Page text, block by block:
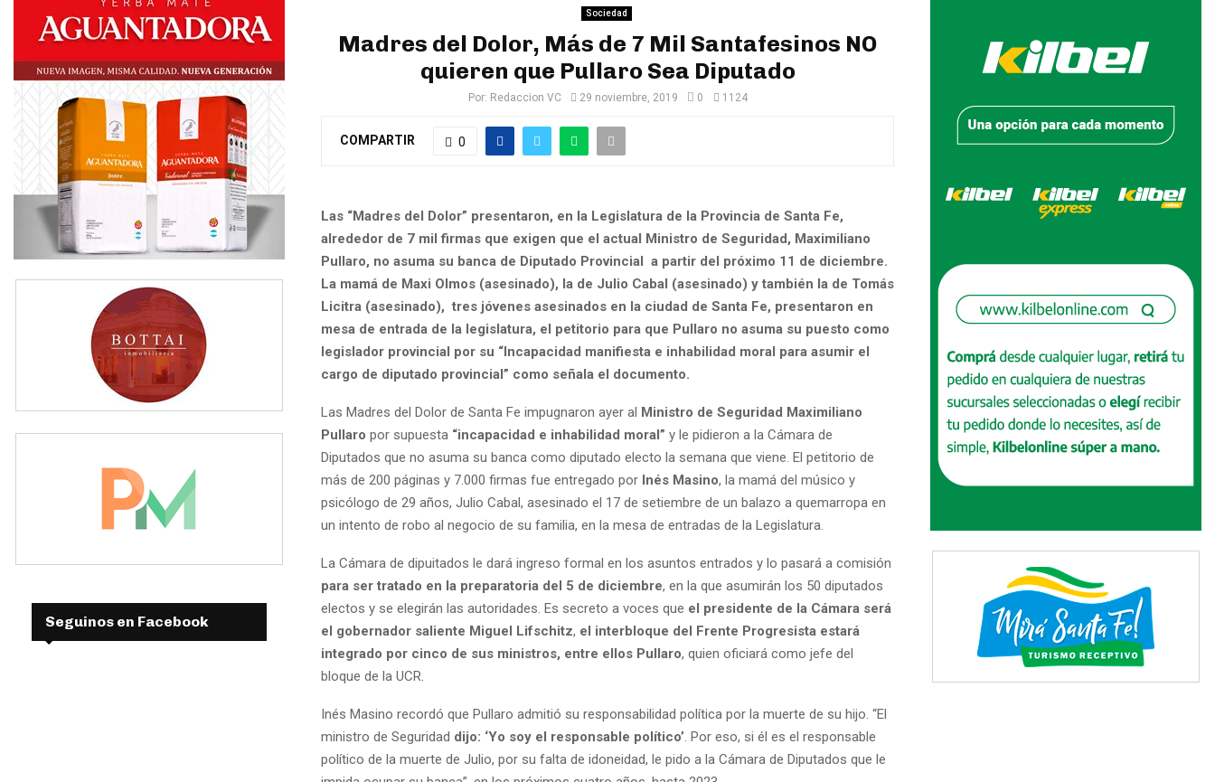
Sociedad
Madres del Dolor, Más de 7 Mil Santafesinos NO
quieren que Pullaro Sea Diputado
Por: Redaccion VC 29 noviembre, 2019 0 1124
COMPARTIR 0
Las “Madres del Dolor” presentaron, en la Legislatura de la Provincia de Santa Fe,
alrededor de 7 mil firmas que exigen que el actual Ministro de Seguridad, Maximiliano
Pullaro, no asuma su banca de Diputado Provincial a partir del próximo 11 de diciembre.
La mamá de Maxi Olmos (asesinado), la de Julio Cabal (asesinado) y también la de Tomás
Licitra (asesinado), tres jóvenes asesinados en la ciudad de Santa Fe, presentaron en
mesa de entrada de la legislatura, el petitorio para que Pullaro no asuma su puesto como
legislador provincial por su “Incapacidad manifiesta e inhabilidad moral para asumir el
cargo de diputado provincial” como señala el documento.
Las Madres del Dolor de Santa Fe impugnaron ayer al Ministro de Seguridad Maximiliano
Pullaro por supuesta “incapacidad e inhabilidad moral” y le pidieron a la Cámara de
Diputados que no asuma su banca como diputado electo la semana que viene. El petitorio de
más de 200 páginas y 7.000 firmas fue entregado por Inés Masino, la mamá del músico y
psicólogo de 29 años, Julio Cabal, asesinado el 17 de setiembre de un balazo a quemarropa en
un intento de robo al negocio de su familia, en la mesa de entradas de la Legislatura.
La Cámara de dipuitados le dará ingreso formal en los asuntos entrados y lo pasará a comisión
para ser tratado en la preparatoria del 5 de diciembre, en la que asumirán los 50 diputados
electos y se elegirán las autoridades. Es secreto a voces que el presidente de la Cámara será
el gobernador saliente Miguel Lifschitz, el interbloque del Frente Progresista estará
integrado por cinco de sus ministros, entre ellos Pullaro, quien oficiará como jefe del
bloque de la UCR.
Inés Masino recordó que Pullaro admitió su responsabilidad política por la muerte de su hijo. “El
ministro de Seguridad dijo: ‘Yo soy el responsable político’ . Por eso, si él es el responsable
político de la muerte de Julio, por su falta de idoneidad, le pido a la Cámara de Diputados que le
Seguinos en Facebook